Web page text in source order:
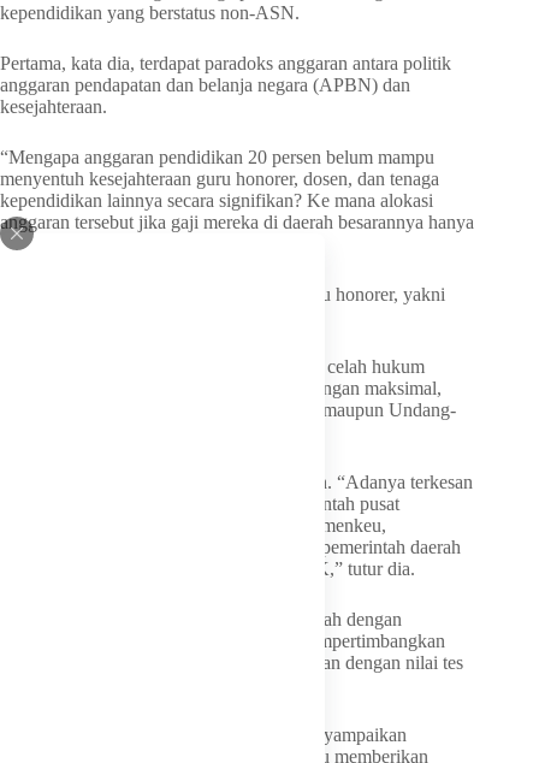
kependidikan yang berstatus non-ASN.
Pertama, kata dia, terdapat paradoks anggaran antara politik
anggaran pendapatan dan belanja negara (APBN) dan
kesejahteraan.
“Mengapa anggaran pendidikan 20 persen belum mampu
menyentuh kesejahteraan guru honorer, dosen, dan tenaga
kependidikan lainnya secara signifikan? Ke mana alokasi
anggaran tersebut jika gaji mereka di daerah besarannya hanya
ratusan ribu rupiah per bulan?” ucapnya.
Kedua, adanya dualisme status hukum guru honorer, yakni
Menurut dia, kondisi tersebut menciptakan celah hukum
sehingga guru honorer tidak terlindungi dengan maksimal,
baik di Undang-Undang Ketenagakerjaan maupun Undang-
Ketiga, Mekeng menyoroti otonomi daerah. “Adanya terkesan
‘ping-pong’ antara tanggung jawab pemerintah pusat
Kemendikdasmen, Kemendiktisaintek, Kemenkeu,
Kemendagri, dan KemenPANRB dengan pemerintah daerah
terkait pengangkatan dan penggajian PPPK,” tutur dia.
Keempat, skema seleksi Pegawai Pemerintah dengan
Perjanjian Kerja (PPPK) dinilai belum mempertimbangkan
masa bakti secara proporsional dibandingkan dengan nilai tes
Menyikapi permasalahan itu, Mekeng menyampaikan
pemerintah melalui Kemendikdasmen perlu memberikan